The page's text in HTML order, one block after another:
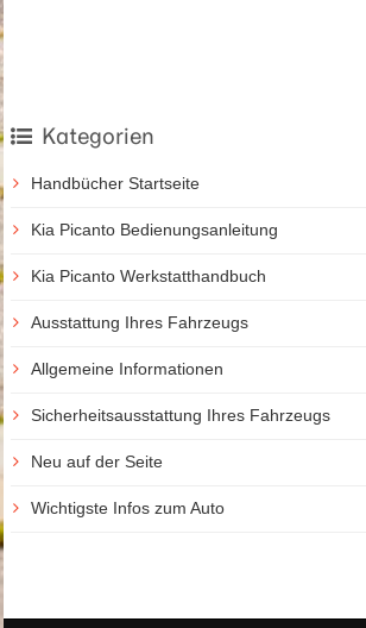
Kategorien
Handbücher Startseite
Kia Picanto Bedienungsanleitung
Kia Picanto Werkstatthandbuch
Ausstattung Ihres Fahrzeugs
Allgemeine Informationen
Sicherheitsausstattung Ihres Fahrzeugs
Neu auf der Seite
Wichtigste Infos zum Auto